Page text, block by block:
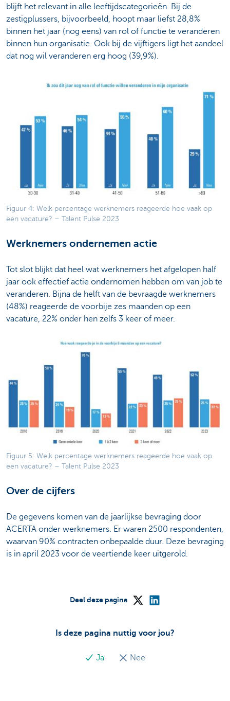
blijft het relevant in alle leeftijdscategorieën. Bij de
zestigplussers, bijvoorbeeld, hoopt maar liefst 28,8%
binnen het jaar (nog eens) van rol of functie te veranderen
binnen hun organisatie. Ook bij de vijftigers ligt het aandeel
dat nog wil veranderen erg hoog (39,9%).
Figuur 4: Welk percentage werknemers reageerde hoe vaak op
een vacature? – Talent Pulse 2023
Werknemers ondernemen actie
Tot slot blijkt dat heel wat werknemers het afgelopen half
jaar ook effectief actie ondernomen hebben om van job te
veranderen. Bijna de helft van de bevraagde werknemers
(48%) reageerde de voorbije zes maanden op een
vacature, 22% onder hen zelfs 3 keer of meer.
Figuur 5: Welk percentage werknemers reageerde hoe vaak op
een vacature? – Talent Pulse 2023
Over de cijfers
De gegevens komen van de jaarlijkse bevraging door
ACERTA onder werknemers. Er waren 2500 respondenten,
waarvan 90% contracten onbepaalde duur. Deze bevraging
is in april 2023 voor de veertiende keer uitgerold.
Is deze pagina nuttig voor jou?
Ja Nee
Deel deze pagina